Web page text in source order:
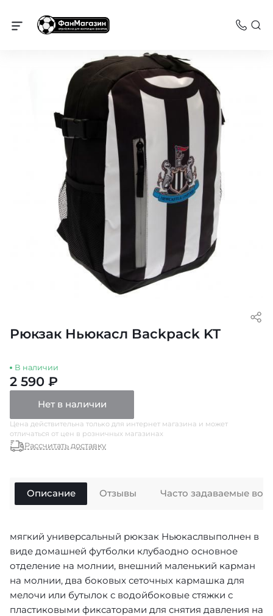
Ньюкасл Юнайтед
Рюкзак Ньюкасл Backpack KT
В наличии
2 590 ₽
Нет в наличии
Цена действительна только для интернет магазина и может
отличаться от цен в розничных магазинах
Рассчитать доставку
Описание
мягкий универсальный рюкзак Ньюкаслвыполнен в
виде домашней футболки клубаодно основное
отделение на молнии, внешний маленький карман
на молнии, два боковых сеточных кармашка для
мелочи или бутылок с водойбоковые стяжки с
пластиковыми фиксаторами для снятия давления на
Отзывы Часто задаваемые